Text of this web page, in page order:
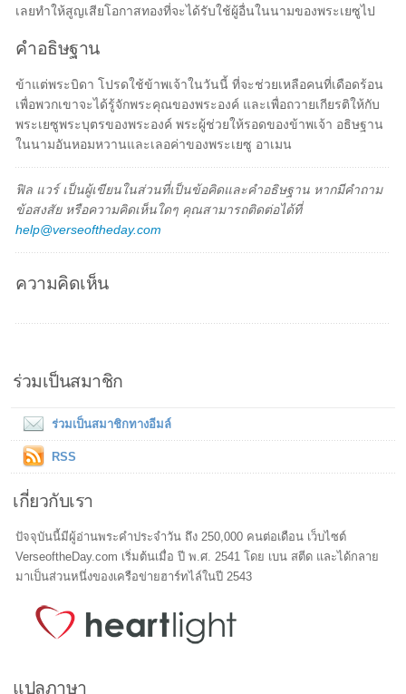
เลยทำให้สูญเสียโอกาสทองที่จะได้รับใช้ผู้อื่นในนามของพระเยซูไป
คำอธิษฐาน
ข้าแต่พระบิดา โปรดใช้ข้าพเจ้าในวันนี้ ที่จะช่วยเหลือคนที่เดือดร้อน
เพื่อพวกเขาจะได้รู้จักพระคุณของพระองค์ และเพื่อถวายเกียรติให้กับ
พระเยซูพระบุตรของพระองค์ พระผู้ช่วยให้รอดของข้าพเจ้า อธิษฐาน
ในนามอันหอมหวานและเลอค่าของพระเยซู อาเมน
ฟิล แวร์ เป็นผู้เขียนในส่วนที่เป็นข้อคิดและคำอธิษฐาน หากมีคำถาม
ข้อสงสัย หรือความคิดเห็นใดๆ คุณสามารถติดต่อได้ที่
help@verseoftheday.com
ความคิดเห็น
ร่วมเป็นสมาชิก
ร่วมเป็นสมาชิกทางอีมล์
RSS
เกี่ยวกับเรา
ปัจจุบันนี้มีผู้อ่านพระคำประจำวัน ถึง 250,000 คนต่อเดือน เว็บไซต์
VerseoftheDay.com เริ่มต้นเมื่อ ปี พ.ศ. 2541 โดย เบน สตีด และได้กลาย
มาเป็นส่วนหนึ่งของเครือข่ายฮาร์ทไล์ในปี 2543
แปลภาษา